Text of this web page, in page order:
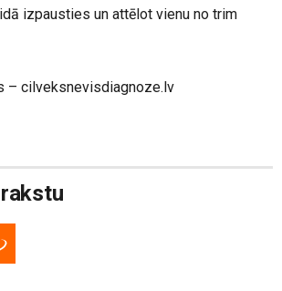
izpausties un attēlot vienu no trim
– cilveksnevisdiagnoze.lv